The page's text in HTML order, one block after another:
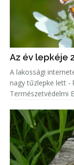
Az év lepkéje
A lakossági
nagy tűzlepke lett -
Természetvédelmi